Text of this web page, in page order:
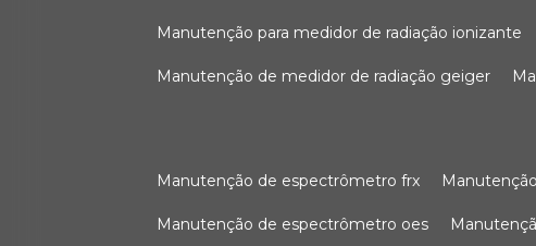
manutenção para medidor de radiação ionizante
manutenção de medidor de radiação geiger
manutenção de espectrômetro frx
manutenção de espectrômetro oes